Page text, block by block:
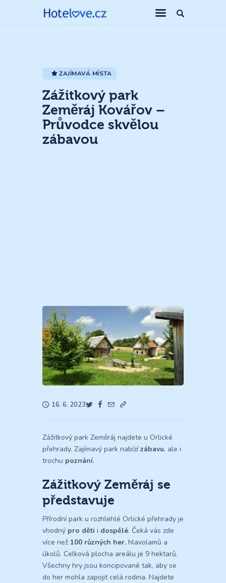
ZAJÍMAVÁ MÍSTA
Zážitkový park
Zeměráj Kovářov –
Průvodce skvělou
zábavou
16. 6. 2023
Zážitkový park Zeměráj najdete u Orlické
přehrady. Zajímavý park nabízízábavu, ale i
trochu poznání.
Zážitkový Zeměráj se
představuje
Přírodní park u rozhlehlé Orlické přehrady je
vhodný pro děti i dospělé. Čeká vás zde
více než 100 různých her, hlavolamů a
úkolů. Celková plocha areálu je 9 hektarů.
Všechny hry jsou koncipované tak, aby se
do her mohla zapojit celá rodina. Najdete